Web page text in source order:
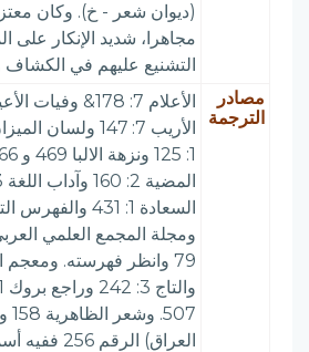
(ديوان شعر - خ). وكان
مجاهرا، شديد الإنكار على
التشنيع عليهم في الكشاف
مصادر
الترجمة
العراق)